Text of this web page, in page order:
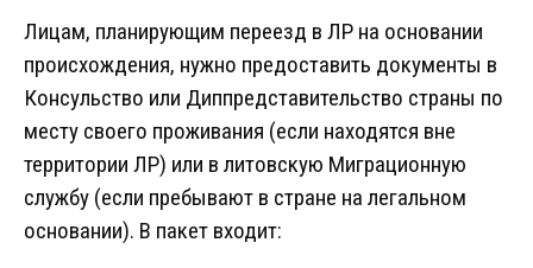
Лицам, планирующим переезд в ЛР на основании
происхождения, нужно предоставить документы в
Консульство или Диппредставительство страны по
месту своего проживания (если находятся вне
территории ЛР) или в литовскую Миграционную
службу (если пребывают в стране на легальном
основании). В пакет входит: